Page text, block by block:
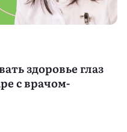
здоровье глаз
с врачом-